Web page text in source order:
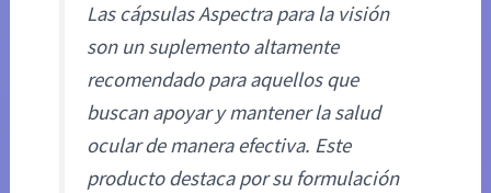
Las cápsulas Aspectra para la visión
son un suplemento altamente
recomendado para aquellos que
buscan apoyar y mantener la salud
ocular de manera efectiva. Este
producto destaca por su formulación